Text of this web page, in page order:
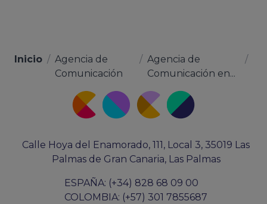
Inicio / Agencia de
Comunicación
/ Agencia de
Comunicación en...
/
Calle Hoya del Enamorado, 111, Local 3, 35019 Las
Palmas de Gran Canaria, Las Palmas
ESPAÑA: (+34) 828 68 09 00
COLOMBIA: (+57) 301 7855687